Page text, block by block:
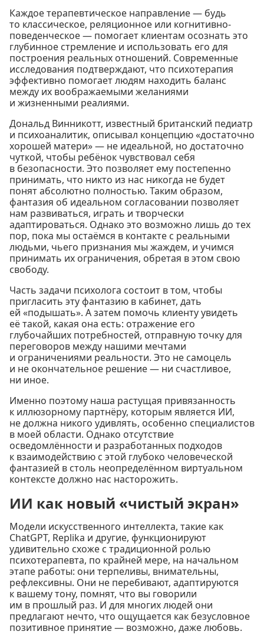
Каждое терапевтическое направление — будь
то классическое, реляционное или когнитивно-
поведенческое — помогает клиентам осознать это
глубинное стремление и использовать его для
построения реальных отношений. Современные
исследования подтверждают, что психотерапия
эффективно помогает людям находить баланс
между их воображаемыми желаниями
и жизненными реалиями.
Дональд Винникотт, известный британский педиатр
и психоаналитик, описывал концепцию «достаточно
хорошей матери» — не идеальной, но достаточно
чуткой, чтобы ребёнок чувствовал себя
в безопасности. Это позволяет ему постепенно
принимать, что никто из нас никогда не будет
понят абсолютно полностью. Таким образом,
фантазия об идеальном согласовании позволяет
нам развиваться, играть и творчески
адаптироваться. Однако это возможно лишь до тех
пор, пока мы остаёмся в контакте с реальными
людьми, чьего признания мы жаждем, и учимся
принимать их ограничения, обретая в этом свою
свободу.
Часть задачи психолога состоит в том, чтобы
пригласить эту фантазию в кабинет, дать
ей «подышать». А затем помочь клиенту увидеть
её такой, какая она есть: отражение его
глубочайших потребностей, отправную точку для
переговоров между нашими мечтами
и ограничениями реальности. Это не самоцель
и не окончательное решение — ни счастливое,
ни иное.
Именно поэтому наша растущая привязанность
к иллюзорному партнёру, которым является ИИ,
не должна никого удивлять, особенно специалистов
в моей области. Однако отсутствие
осведомлённости и разработанных подходов
к взаимодействию с этой глубоко человеческой
фантазией в столь неопределённом виртуальном
контексте должно нас насторожить.
ИИ как новый «чистый экран»
Модели искусственного интеллекта, такие как
ChatGPT, Replika и другие, функционируют
удивительно схоже с традиционной ролью
психотерапевта, по крайней мере, на начальном
этапе работы: они терпеливы, внимательны,
рефлексивны. Они не перебивают, адаптируются
к вашему тону, помнят, что вы говорили
им в прошлый раз. И для многих людей они
предлагают нечто, что ощущается как безусловное
позитивное принятие — возможно, даже любовь.